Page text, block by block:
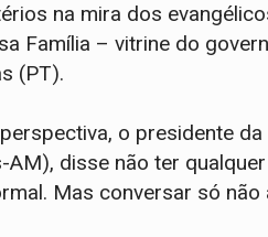
na mira dos
Família – vitrine do
(PT).
o presidente
AM), disse não ter
Mas conversar só